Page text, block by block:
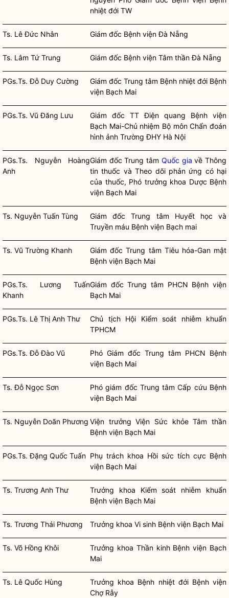
nhiệt đới TW
Ts. Lê Đức Nhân Giám đốc Bệnh viện Đà Nẵng
Ts. Lâm Tứ Trung Giám đốc Bệnh viện Tâm thần Đà Nẵng
PGs.Ts. Đỗ Duy Cường
Giám đốc Trung tâm Bệnh nhiệt đới Bệnh
viện Bạch Mai
PGs.Ts. Vũ Đăng Lưu
Giám đốc TT Điện quang Bệnh viện
Bạch Mai-Chủ nhiệm Bộ môn Chẩn đoán
hình ảnh Trường ĐHY Hà Nội
PGs.Ts. Nguyễn Hoàng
Anh
Giám đốc Trung tâm Quốc gia về Thông
tin thuốc và Theo dõi phản ứng có hại
của thuốc, Phó trưởng khoa Dược Bệnh
viện Bạch Mai
Ts. Nguyễn Tuấn Tùng
Giám đốc Trung tâm Huyết học và
Truyền máu Bệnh viện Bạch mai
Ts. Vũ Trường Khanh
Giám đốc Trung tâm Tiêu hóa-Gan mật
Bệnh viện Bạch Mai
PGs.Ts. Lương Tuấn
Khanh
Giám đốc Trung tâm PHCN Bệnh viện
Bạch Mai
PGs.Ts. Lê Thị Anh Thư
Chủ tịch Hội Kiểm soát nhiễm khuẩn
TPHCM
PGs.Ts. Đỗ Đào Vũ
Phó Giám đốc Trung tâm PHCN Bệnh
viện Bạch Mai
Ts. Đỗ Ngọc Sơn
Phó giám đốc Trung tâm Cấp cứu Bệnh
viện Bạch Mai
Ts. Nguyễn Doãn Phương Viện trưởng Viện Sức khỏe Tâm thần
Bệnh viện Bạch Mai
PGs.Ts. Đặng Quốc Tuấn Phụ trách khoa Hồi sức tích cực Bệnh
viện Bạch Mai
Ts. Trương Anh Thư
Trưởng khoa Kiểm soát nhiễm khuẩn
Bệnh viện Bạch Mai
Ts. Trương Thái Phương Trưởng khoa Vi sinh Bệnh viện Bạch Mai
Ts. Võ Hồng Khôi
Trưởng khoa Thần kinh Bệnh viện Bạch
Mai
Ts. Lê Quốc Hùng
Trưởng khoa Bệnh nhiệt đới Bệnh viện
Chợ Rẫy